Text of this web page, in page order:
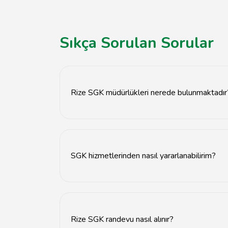
Sıkça Sorulan Sorular
Rize SGK müdürlükleri nerede
SGK hizmetlerinden nasıl yararlanabilirim?
Rize SGK randevu nasıl alınır?